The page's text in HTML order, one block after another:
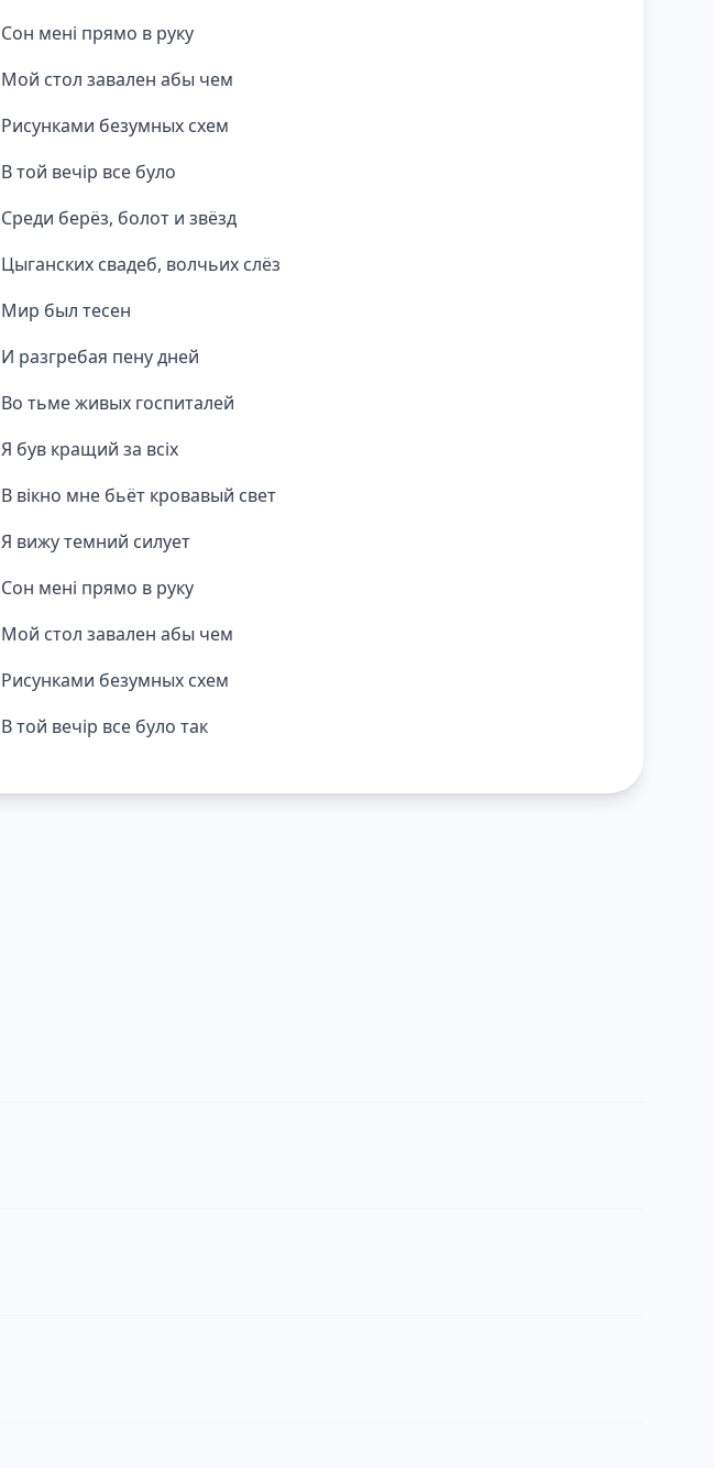
Сон мені прямо в руку
Мой стол завален абы чем
Рисунками безумных схем
В той вечір все було
Среди берёз, болот и звёзд
Цыганских свадеб, волчьих слёз
Мир был тесен
И разгребая пену дней
Во тьме живых госпиталей
Я був кращий за всіх
В вікно мне бьёт кровавый свет
Я вижу темний силует
Сон мені прямо в руку
Мой стол завален абы чем
Рисунками безумных схем
В той вечір все було так